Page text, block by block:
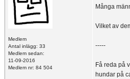
Medlem
Antal inlägg: 33
Medlem sedan:
11-09-2016
Medlem nr: 84 504
Många
Vilket av
-----
Få reda på
hundar på